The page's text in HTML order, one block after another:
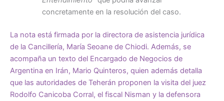
concretamente en la resolución del caso.
La nota está firmada por la directora de asistencia jurídica
de la Cancillería, María Seoane de Chiodi. Además, se
acompaña un texto del Encargado de Negocios de
Argentina en Irán, Mario Quinteros, quien además detalla
que las autoridades de Teherán proponen la visita del juez
Rodolfo Canicoba Corral, el fiscal Nisman y la defensora